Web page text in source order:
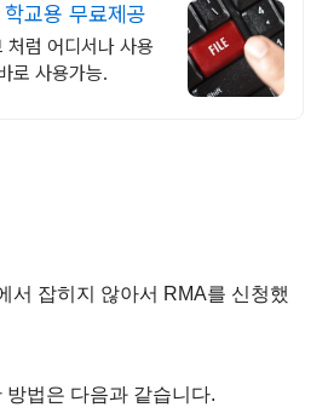
교용 무료제공
럼 어디서나 사용
로 사용가능.
서 잡히지 않아서 RMA를 신청했
방법은 다음과 같습니다.